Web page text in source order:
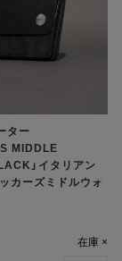
ター
MIDDLE
」イタリアン
カーズミドルウォ
在庫 ×